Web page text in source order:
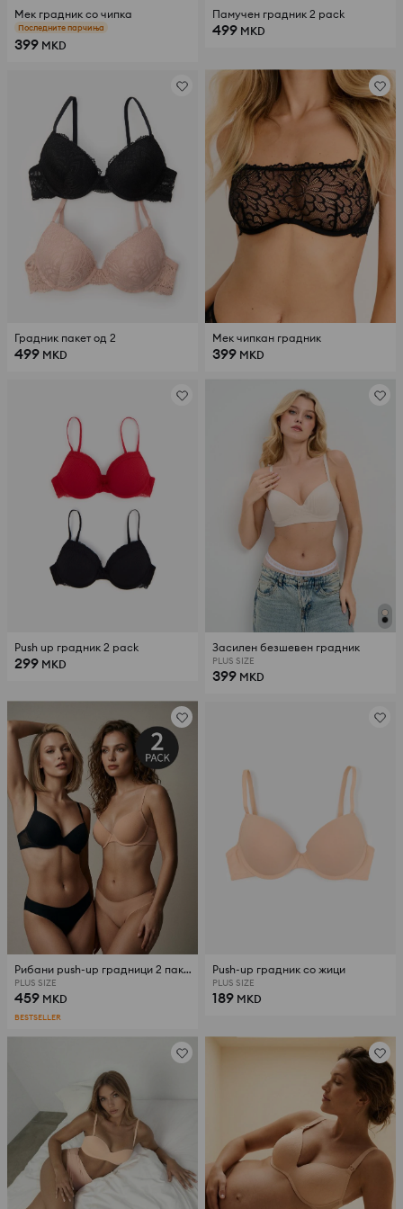
Мек градник со чипка
Последните парчиња
399 MKD
Памучен градник 2 pack
499 MKD
Градник пакет од 2
499 MKD
Мек чипкан градник
399 MKD
Push up градник 2 pack
299 MKD
Засилен безшевен градник
PLUS SIZE
399 MKD
Рибани push-up градници 2 пакувања
PLUS SIZE
459 MKD
BESTSELLER
Push-up градник со жици
PLUS SIZE
189 MKD